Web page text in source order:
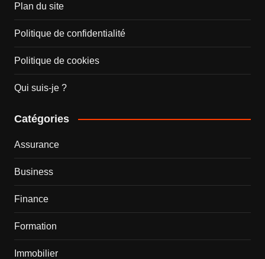
Plan du site
Politique de confidentialité
Politique de cookies
Qui suis-je ?
Catégories
Assurance
Business
Finance
Formation
Immobilier